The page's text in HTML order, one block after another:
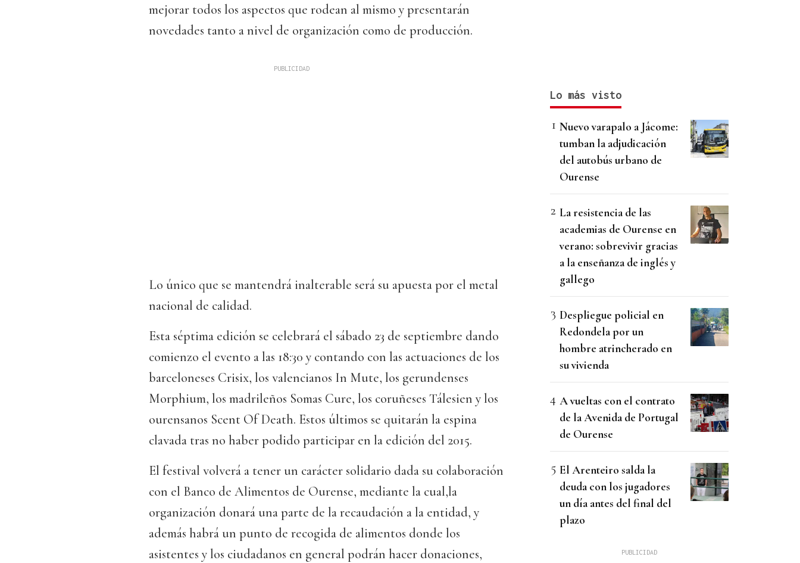
mejorar todos los aspectos que rodean al mismo y presentarán
novedades tanto a nivel de organización como de producción.
Lo único que se mantendrá inalterable será su apuesta por el metal
nacional de calidad.
Esta séptima edición se celebrará el sábado 23 de septiembre dando
comienzo el evento a las 18:30 y contando con las actuaciones de los
barceloneses Crisix, los valencianos In Mute, los gerundenses
Morphium, los madrileños Somas Cure, los coruñeses Tálesien y los
ourensanos Scent Of Death. Estos últimos se quitarán la espina
clavada tras no haber podido participar en la edición del 2015.
El festival volverá a tener un carácter solidario dada su colaboración
con el Banco de Alimentos de Ourense, mediante la cual,la
organización donará una parte de la recaudación a la entidad, y
además habrá un punto de recogida de alimentos donde los
asistentes y los ciudadanos en general podrán hacer donaciones,
Lo más visto
Nuevo varapalo a Jácome:
tumban la adjudicación
del autobús urbano de
Ourense
La resistencia de las
academias de Ourense en
verano: sobrevivir gracias
a la enseñanza de inglés y
gallego
Despliegue policial en
Redondela por un
hombre atrincherado en
su vivienda
A vueltas con el contrato
de la Avenida de Portugal
de Ourense
El Arenteiro salda la
deuda con los jugadores
un día antes del final del
plazo